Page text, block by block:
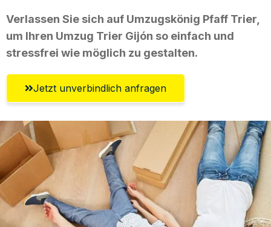
Verlassen Sie sich auf Umzugskönig Pfaff Trier,
um Ihren Umzug Trier Gijón so einfach und
stressfrei wie möglich zu gestalten.
Jetzt unverbindlich anfragen